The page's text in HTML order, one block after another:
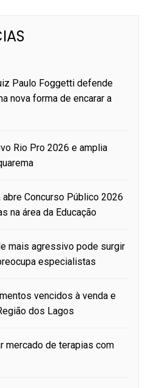
Paulo Foggetti defende
nova forma de encarar a
Rio Pro 2026 e amplia
Concurso Público 2026
na área da Educação
mais agressivo pode surgir
especialistas
vencidos à venda e
dos Lagos
mercado de terapias com